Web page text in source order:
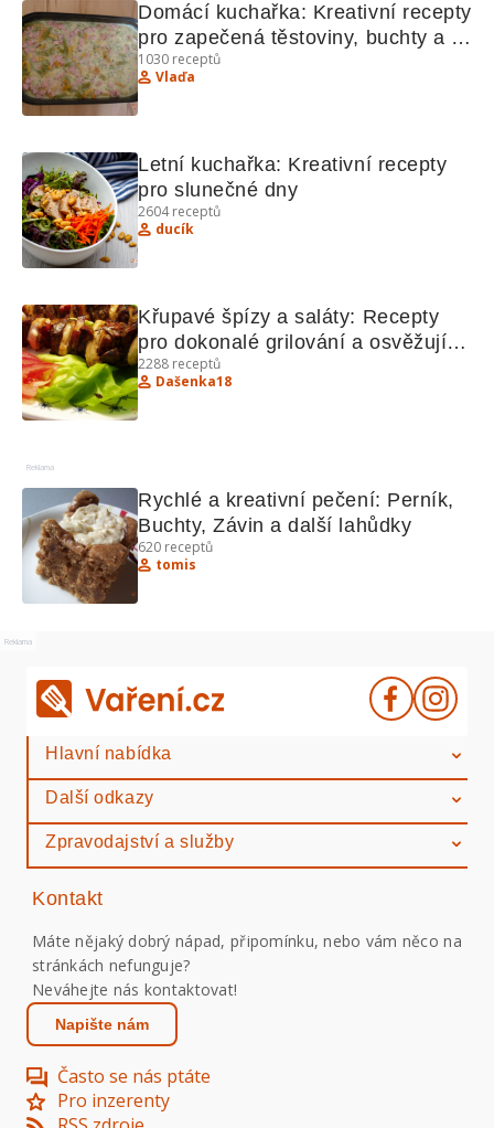
Domácí kuchařka: Kreativní recepty
pro zapečená těstoviny, buchty a
zmrzlinu
1030 receptů
Vlaďa
Letní kuchařka: Kreativní recepty
pro slunečné dny
2604receptů
ducík
Křupavé špízy a saláty: Recepty
pro dokonalé grilování a osvěžující
saláty
2288 receptů
Dašenka18
Reklama
Rychlé a kreativní pečení: Perník,
Buchty, Závin a další lahůdky
620 receptů
tomis
Reklama
Hlavní nabídka
Další odkazy
Zpravodajství a služby
Kontakt
Máte nějaký dobrý nápad, připomínku, nebo vám něco na
stránkách nefunguje?
Neváhejte nás kontaktovat!
Napište nám
Často se nás ptáte
Pro inzerenty